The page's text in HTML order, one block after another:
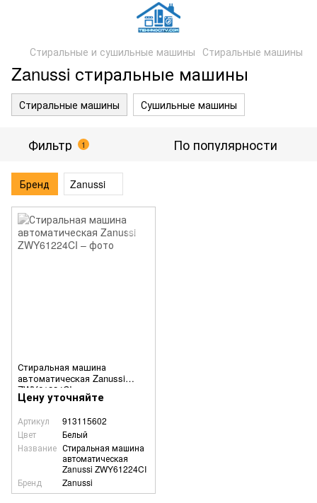
Стиральные и сушильные машины Стиральные машины
Zanussi стиральные машины
Стиральные машины Сушильные машины
Фильтр 1 По популярности
Бренд Zanussi
Стиральная машина
автоматическая Zanussi
ZWY61224CI
Цену уточняйте
Артикул
913115602
Цвет
Белый
Название Стиральная машина
автоматическая
Zanussi ZWY61224CI
Бренд
Zanussi